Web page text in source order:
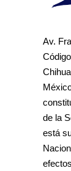
Av.
de la
está